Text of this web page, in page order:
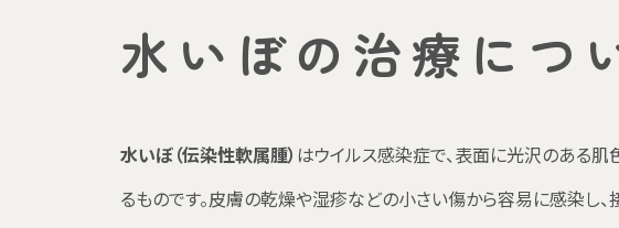
水いぼの治療につ
水いぼ（伝染性軟属腫） はウイルス感染症で、表面に光沢のある
るものです。皮膚の乾燥や湿疹などの小さい傷から容易に感染し